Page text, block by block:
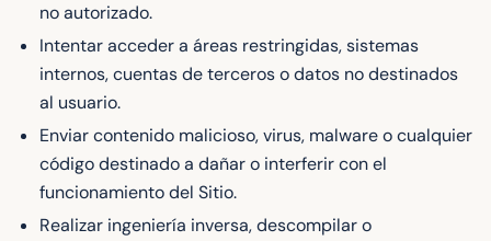
no autorizado.
Intentar acceder a áreas restringidas, sistemas
internos, cuentas de terceros o datos no destinados
al usuario.
Enviar contenido malicioso, virus, malware o cualquier
código destinado a dañar o interferir con el
funcionamiento del Sitio.
Realizar ingeniería inversa, descompilar o